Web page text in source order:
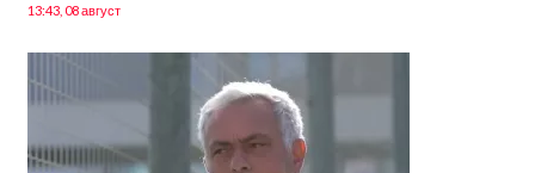
13:43, 08 август